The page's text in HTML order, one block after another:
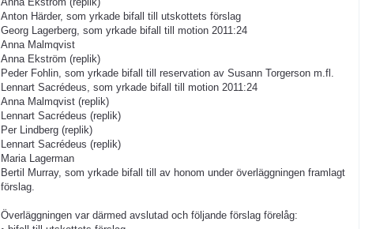
Anton Härder, som yrkade bifall till utskottets förslag
Georg Lagerberg, som yrkade bifall till motion 2011:24
Anna Malmqvist
Anna Ekström (replik)
Peder Fohlin, som yrkade bifall till reservation av Susann Torgerson m.fl.
Lennart Sacrédeus, som yrkade bifall till motion 2011:24
Anna Malmqvist (replik)
Lennart Sacrédeus (replik)
Per Lindberg (replik)
Lennart Sacrédeus (replik)
Maria Lagerman
Bertil Murray, som yrkade bifall till av honom under överläggningen framlagt
förslag.
Överläggningen var därmed avslutad och följande förslag förelåg: